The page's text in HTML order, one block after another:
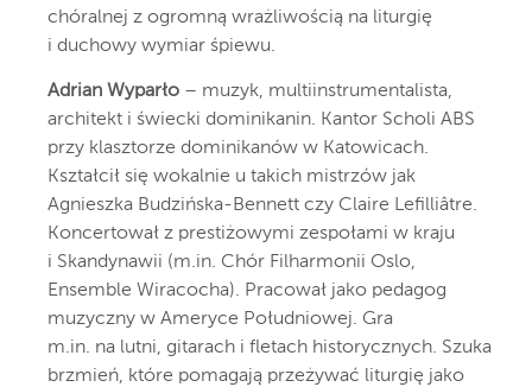
chóralnej z ogromną wrażliwością na liturgię
i duchowy wymiar śpiewu.
Adrian Wyparło – muzyk, multiinstrumentalista,
architekt i świecki dominikanin. Kantor Scholi ABS
przy klasztorze dominikanów w Katowicach.
Kształcił się wokalnie u takich mistrzów jak
Agnieszka Budzińska-Bennett czy Claire Lefilliâtre.
Koncertował z prestiżowymi zespołami w kraju
i Skandynawii (m.in. Chór Filharmonii Oslo,
Ensemble Wiracocha). Pracował jako pedagog
muzyczny w Ameryce Południowej. Gra
m.in. na lutni, gitarach i fletach historycznych. Szuka
brzmień, które pomagają przeżywać liturgię jako